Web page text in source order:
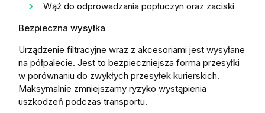
Wąż do odprowadzania popłuczyn oraz zaciski
Bezpieczna wysyłka
Urządzenie filtracyjne wraz z akcesoriami jest wysyłane
na półpalecie. Jest to bezpieczniejsza forma przesyłki
w porównaniu do zwykłych przesyłek kurierskich.
Maksymalnie zmniejszamy ryzyko wystąpienia
uszkodzeń podczas transportu.